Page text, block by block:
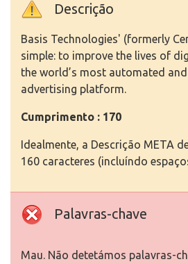
Descrição
Basis Technologies' (formerly
simple: to improve the lives of
the world’s most automated
advertising platform.
Cumprimento : 170
Idealmente, a Descrição META
160 caracteres (incluíndo
Palavras-chave
Mau. Não detetámos palavras-